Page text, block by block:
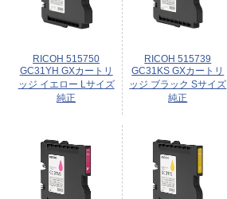
RICOH 515750
GC31YH GXカートリ
ッジ イエロー Lサイズ
純正
RICOH 515739
GC31KS GXカートリ
ッジ ブラック Sサイズ
純正